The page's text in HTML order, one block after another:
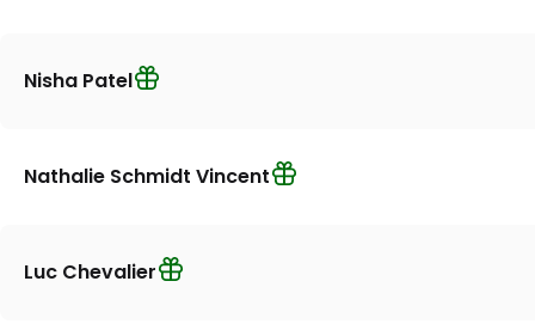
Nisha Patel
Nathalie Schmidt Vincent
Luc Chevalier